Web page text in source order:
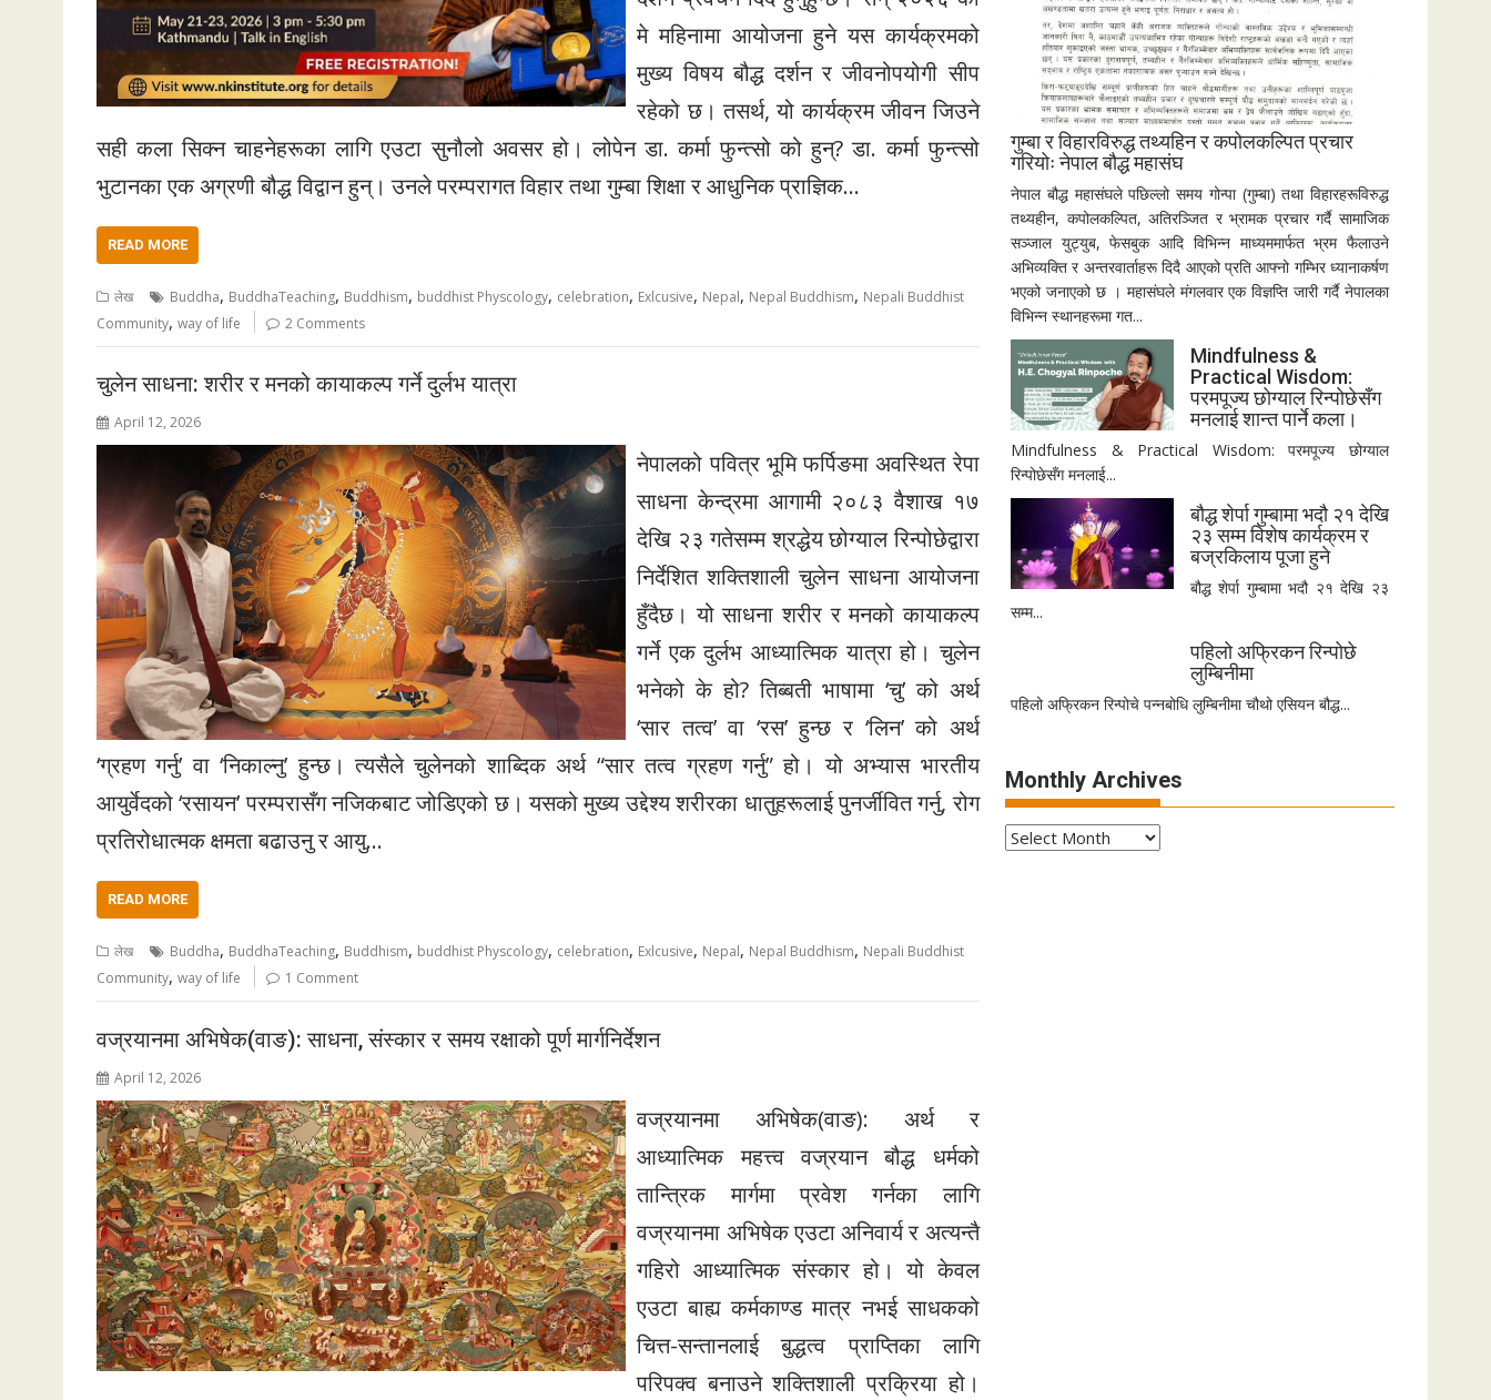
मे महिनामा आयोजना हुने यस कार्यक्रमको
मुख्य विषय बौद्ध दर्शन र जीवनोपयोगी सीप
रहेको छ। तसर्थ, यो कार्यक्रम जीवन जिउने
सही कला सिक्न चाहनेहरूका लागि एउटा सुनौलो अवसर हो। लोपेन डा. कर्मा फुन्त्सो को हुन्? डा. कर्मा फुन्त्सो
भुटानका एक अग्रणी बौद्ध विद्वान हुन्। उनले परम्परागत विहार तथा गुम्बा शिक्षा र आधुनिक प्राज्ञिक…
READ MORE
लेख Buddha, BuddhaTeaching, Buddhism, buddhist Physcology, celebration, Exlcusive, Nepal, Nepal Buddhism, Nepali Buddhist
Community, way of life 2 Comments
चुलेन साधना: शरीर र मनको कायाकल्प गर्ने दुर्लभ यात्रा
April 12, 2026
नेपालको पवित्र भूमि फर्पिङमा अवस्थित रेपा
साधना केन्द्रमा आगामी २०८३ वैशाख १७
देखि २३ गतेसम्म श्रद्धेय छोग्याल रिन्पोछेद्वारा
निर्देशित शक्तिशाली चुलेन साधना आयोजना
हुँदैछ। यो साधना शरीर र मनको कायाकल्प
गर्ने एक दुर्लभ आध्यात्मिक यात्रा हो। चुलेन
भनेको के हो? तिब्बती भाषामा ‘चु’ को अर्थ
‘सार तत्व’ वा ‘रस’ हुन्छ र ‘लिन’ को अर्थ
‘ग्रहण गर्नु’ वा ‘निकाल्नु’ हुन्छ। त्यसैले चुलेनको शाब्दिक अर्थ “सार तत्व ग्रहण गर्नु” हो। यो अभ्यास भारतीय
आयुर्वेदको ‘रसायन’ परम्परासँग नजिकबाट जोडिएको छ। यसको मुख्य उद्देश्य शरीरका धातुहरूलाई पुनर्जीवित गर्नु, रोग
प्रतिरोधात्मक क्षमता बढाउनु र आयु…
READ MORE
लेख Buddha, BuddhaTeaching, Buddhism, buddhist Physcology, celebration, Exlcusive, Nepal, Nepal Buddhism, Nepali Buddhist
Community, way of life 1 Comment
वज्रयानमा अभिषेक(वाङ): साधना, संस्कार र समय रक्षाको पूर्ण मार्गनिर्देशन
April 12, 2026
वज्रयानमा अभिषेक(वाङ): अर्थ र
आध्यात्मिक महत्त्व वज्रयान बौद्ध धर्मको
तान्त्रिक मार्गमा प्रवेश गर्नका लागि
वज्रयानमा अभिषेक एउटा अनिवार्य र अत्यन्तै
गहिरो आध्यात्मिक संस्कार हो। यो केवल
एउटा बाह्य कर्मकाण्ड मात्र नभई साधकको
चित्त-सन्तानलाई बुद्धत्व प्राप्तिका लागि
परिपक्व बनाउने शक्तिशाली प्रक्रिया हो।
गुम्बा र विहारविरुद्ध तथ्यहिन र कपोलकल्पित प्रचार
गरियोः नेपाल बौद्ध महासंघ
नेपाल बौद्ध महासंघले पछिल्लो समय गोन्पा (गुम्बा) तथा विहारहरूविरुद्ध
तथ्यहीन, कपोलकल्पित, अतिरञ्जित र भ्रामक प्रचार गर्दै सामाजिक
सञ्जाल युट्युब, फेसबुक आदि विभिन्न माध्यममार्फत भ्रम फैलाउने
अभिव्यक्ति र अन्तरवार्ताहरू दिदै आएको प्रति आफ्नो गम्भिर ध्यानाकर्षण
भएको जनाएको छ । महासंघले मंगलवार एक विज्ञप्ति जारी गर्दै नेपालका
विभिन्न स्थानहरूमा गत...
Mindfulness &
Practical Wisdom:
परमपूज्य छोग्याल रिन्पोछेसँग
मनलाई शान्त पार्ने कला।
Mindfulness & Practical Wisdom: परमपूज्य छोग्याल
रिन्पोछेसँग मनलाई...
बौद्ध शेर्पा गुम्बामा भदौ २१ देखि
२३ सम्म विशेष कार्यक्रम र
बज्रकिलाय पूजा हुने
बौद्ध शेर्पा गुम्बामा भदौ २१ देखि २३
सम्म...
पहिलो अफ्रिकन रिन्पोछे
लुम्बिनीमा
पहिलो अफ्रिकन रिन्पोचे पन्नबोधि लुम्बिनीमा चौथो एसियन बौद्ध...
Monthly Archives
Monthly